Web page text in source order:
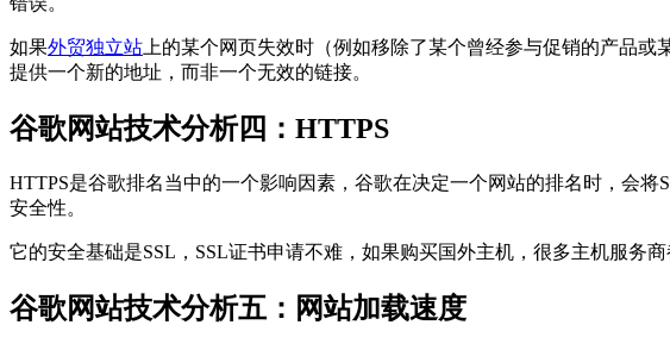
如果外贸独立站 上的某个网页失效时（例如移除了某个曾经参与促销的产品
提供一个新的地址，而非一个无效的链接。
谷歌网站技术分析四：HTTPS
HTTPS是谷歌排名当中的一个影响因素，谷歌在决定一个网站的排名时，会
安全性。
它的安全基础是SSL，SSL证书申请不难，如果购买国外主机，很多主机服务
谷歌网站技术分析五：网站加载速度